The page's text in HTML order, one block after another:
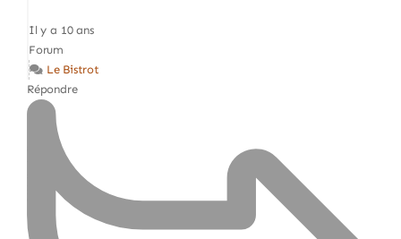
Il y a 10 ans
Forum
Le Bistrot
Répondre